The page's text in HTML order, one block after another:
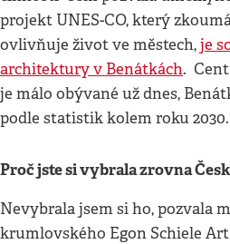
projekt UNES-CO, který
ovlivňuje život ve městech,je
architektury v Benátkách.
je málo obývané už dnes,
podle statistik kolem roku 2030.
Proč jste si vybrala zrovna
Nevybrala jsem si ho, pozvala
krumlovského Egon Schiele